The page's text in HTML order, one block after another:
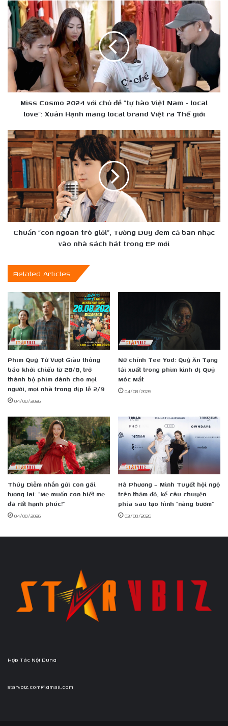
Miss
Cosmo
2024
chủ
hào
Việt
love”:
Xuân
Hạnh
mang
local
brand
Việt
ra
Thế
giới
Miss Cosmo 2024 với chủ đề “tự hào Việt Nam - local
love”: Xuân Hạnh mang local brand Việt ra Thế giới
Chuẩn
“con
ngoan
trò
giỏi”,
Tường
Duy
đem
cả
ban
nhà
sách
EP
mới
Chuẩn “con ngoan trò giỏi”, Tường Duy đem cả ban nhạc
vào nhà sách hát trong EP mới
Related Articles
Phim Quý Tử Vượt Giàu thông
báo khởi chiếu từ 28/8, trở
thành bộ phim dành cho mọi
người, mọi nhà trong dịp lễ 2/9
04/08/2026
Nữ chính Tee Yod: Quỷ Ăn Tạng
tái xuất trong phim kinh dị Quỷ
Móc Mắt
04/08/2026
Thúy Diễm nhắn gửi con gái
tương lai: “Mẹ muốn con biết mẹ
đã rất hạnh phúc!”
04/08/2026
Hà Phương – Minh Tuyết hội ngộ
trên thảm đỏ, kể câu chuyện
phía sau tạo hình “nàng bướm”
03/08/2026
Hợp Tác Nội Dung
starvbiz.com@gmail.com